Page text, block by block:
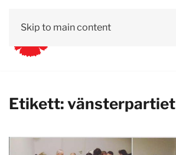
Skip to main content
Etikett:vänsterpartiet